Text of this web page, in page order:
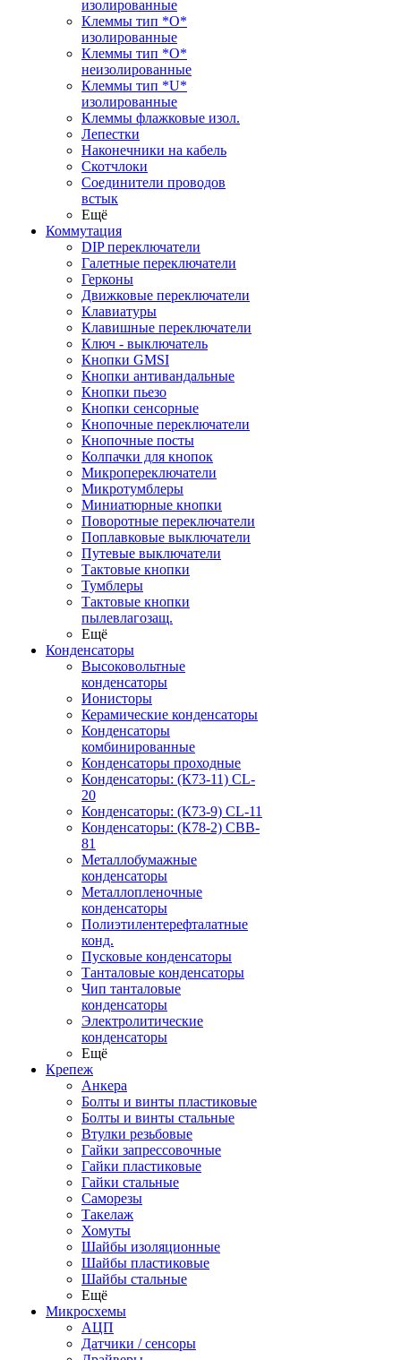
изолированные
Клеммы тип *O*
изолированные
Клеммы тип *O*
неизолированные
Клеммы тип *U*
изолированные
Клеммы флажковые изол.
Лепестки
Наконечники на кабель
Скотчлоки
Соединители проводов
встык
Ещё
Коммутация
DIP переключатели
Галетные переключатели
Герконы
Движковые переключатели
Клавиатуры
Клавишные переключатели
Ключ - выключатель
Кнопки GMSI
Кнопки антивандальные
Кнопки пьезо
Кнопки сенсорные
Кнопочные переключатели
Кнопочные посты
Колпачки для кнопок
Микропереключатели
Микротумблеры
Миниатюрные кнопки
Поворотные переключатели
Поплавковые выключатели
Путевые выключатели
Тактовые кнопки
Тумблеры
Тактовые кнопки
пылевлагозащ.
Ещё
Конденсаторы
Высоковольтные
конденсаторы
Ионисторы
Керамические конденсаторы
Конденсаторы
комбинированные
Конденсаторы проходные
Конденсаторы: (К73-11) CL-
20
Конденсаторы: (К73-9) CL-11
Конденсаторы: (К78-2) CBB-
81
Металлобумажные
конденсаторы
Металлопленочные
конденсаторы
Полиэтилентерефталатные
конд.
Пусковые конденсаторы
Танталовые конденсаторы
Чип танталовые
конденсаторы
Электролитические
конденсаторы
Ещё
Крепеж
Анкера
Болты и винты пластиковые
Болты и винты стальные
Втулки резьбовые
Гайки запрессовочные
Гайки пластиковые
Гайки стальные
Саморезы
Такелаж
Хомуты
Шайбы изоляционные
Шайбы пластиковые
Шайбы стальные
Ещё
Микросхемы
АЦП
Датчики / сенсоры